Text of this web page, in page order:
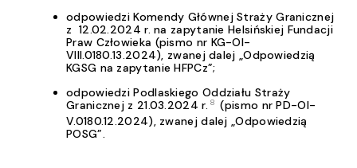
odpowiedzi Komendy Głównej Straży Granicznej
z 12.02.2024 r. na zapytanie Helsińskiej Fundacji
Praw Człowieka (pismo nr KG-OI-
VIII.0180.13.2024), zwanej dalej „Odpowiedzią
KGSG na zapytanie HFPCz”;
odpowiedzi Podlaskiego Oddziału Straży
Granicznej z 21.03.2024 r. 8 (pismo nr PD-OI-
V.0180.12.2024), zwanej dalej „Odpowiedzią
POSG”.